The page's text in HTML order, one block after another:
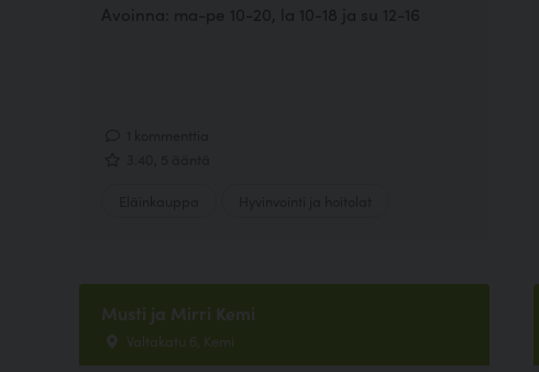
Avoinna: ma-pe 10-20, la 10-18 ja su 12-16
Musti ja Mirri Kemi
Valtakatu 6, Kemi